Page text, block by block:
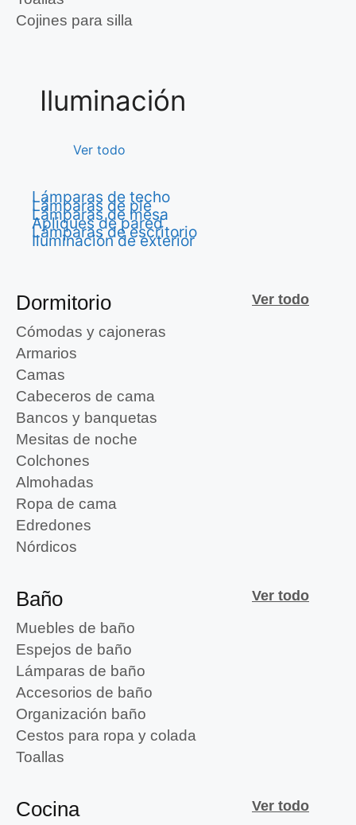
Cojines para silla
Iluminación
Ver todo
Lámparas de techo
Lámparas de pie
Lámparas de mesa
Apliques de pared
Lámparas de escritorio
Iluminación de exterior
Dormitorio Ver todo
Cómodas y cajoneras
Armarios
Camas
Cabeceros de cama
Bancos y banquetas
Mesitas de noche
Colchones
Almohadas
Ropa de cama
Edredones
Nórdicos
Baño Ver todo
Muebles de baño
Espejos de baño
Lámparas de baño
Accesorios de baño
Organización baño
Cestos para ropa y colada
Toallas
Cocina Ver todo